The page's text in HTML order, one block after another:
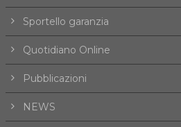
Sportello garanzia
Quotidiano Online
Pubblicazioni
NEWS